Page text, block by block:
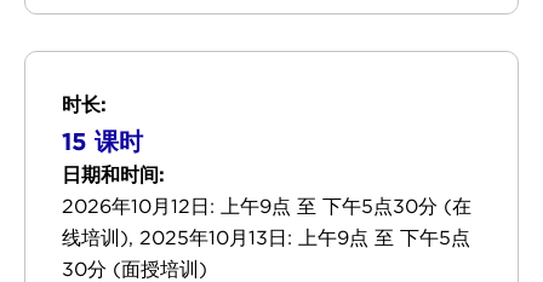
时长:
15 课时
日期和时间:
2026年10月12日: 上午9点 至 下午5点30分 (在
线培训), 2025年10月13日: 上午9点 至 下午5点
30分 (面授培训)